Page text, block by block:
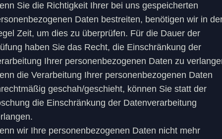
Sie die Richtigkeit Ihrer bei uns gespeicherten
Daten bestreiten, benötigen wir in
Zeit, um dies zu überprüfen. Für die Dauer der
haben Sie das Recht, die Einschränkung der
Ihrer personenbezogenen Daten zu
die Verarbeitung Ihrer personenbezogenen Daten
geschah/geschieht, können Sie statt der
die Einschränkung der Datenverarbeitung
wir Ihre personenbezogenen Daten nicht mehr